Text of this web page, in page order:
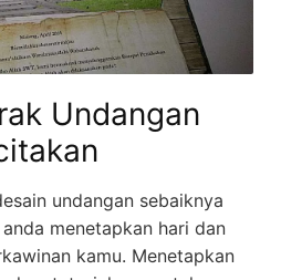
Undangan
undangan sebaiknya
menetapkan hari dan
kamu. Menetapkan